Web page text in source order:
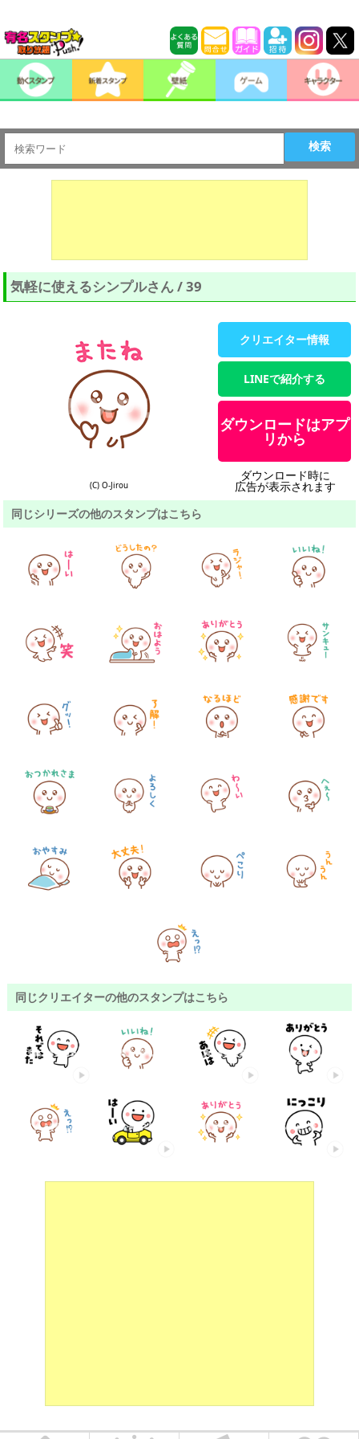
検索
気軽に使えるシンプルさん / 39
(C) O-Jirou
クリエイター情報
LINEで紹介する
ダウンロードはアプ
リから
ダウンロード時に
広告が表示されます
同じシリーズの他のスタンプはこちら
同じクリエイターの他のスタンプはこちら